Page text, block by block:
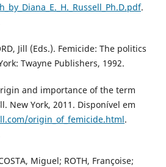
.
Jill (Eds.). Femicide: The politics
Twayne Publishers, 1992.
and importance of the term
New York, 2011. Disponível em
origin_of_femicide.html.
Miguel; ROTH, Françoise;